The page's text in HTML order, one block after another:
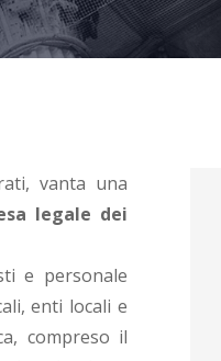
vanta una
legale dei
e personale
enti locali e
compreso il